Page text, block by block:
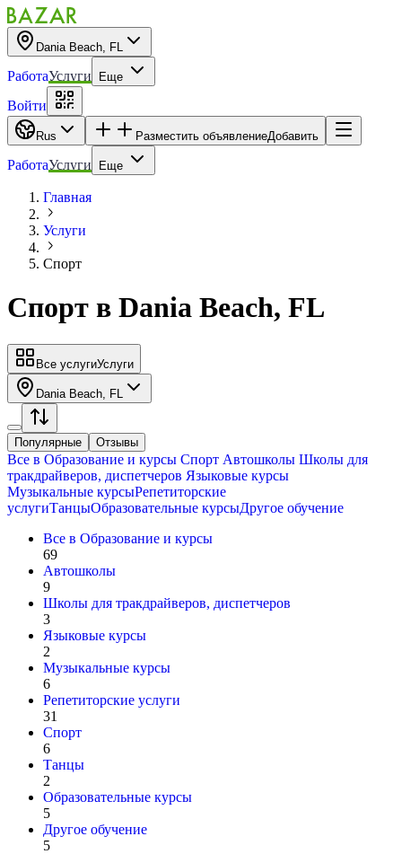
Dania Beach, FL
РаботаУслуги Еще
Войти
Rus Разместить объявлениеДобавить
РаботаУслуги Еще
Главная
Услуги
Спорт
Спорт в Dania Beach, FL
Все услугиУслуги
Dania Beach, FL
Популярные Отзывы
Все в Образование и курсы Спорт Автошколы Школы для
тракдрайверов, диспетчеров Языковые курсы
Музыкальные курсыРепетиторские
услугиТанцыОбразовательные курсыДругое обучение
Все в Образование и курсы
69
Автошколы
9
Школы для тракдрайверов, диспетчеров
3
Языковые курсы
2
Музыкальные курсы
6
Репетиторские услуги
31
Спорт
6
Танцы
2
Образовательные курсы
5
Другое обучение
5